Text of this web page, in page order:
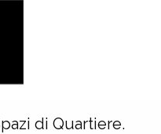
Comunità
di Quartiere.